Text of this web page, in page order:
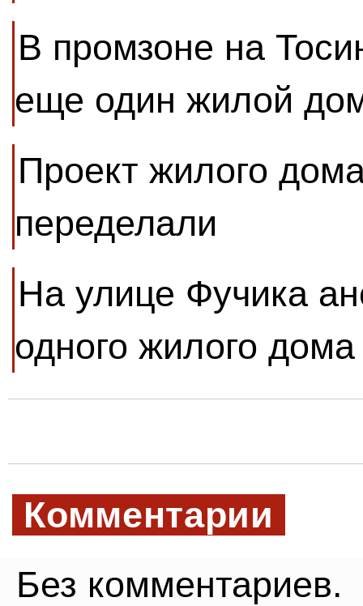
В промзоне на
еще один жилой
Проект жилого
переделали
На улице Фучика
одного жилого
Комментарии
Без комментариев.